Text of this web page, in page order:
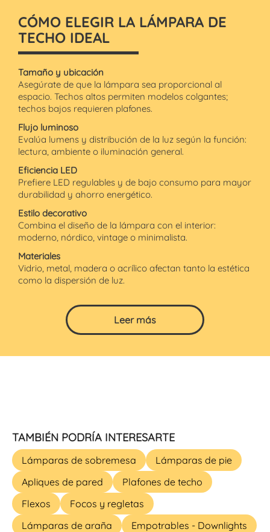
CÓMO ELEGIR LA LÁMPARA DE
TECHO IDEAL
Tamaño y ubicación
Asegúrate de que la lámpara sea proporcional al
espacio. Techos altos permiten modelos colgantes;
techos bajos requieren plafones.
Flujo luminoso
Evalúa lumens y distribución de la luz según la función:
lectura, ambiente o iluminación general.
Eficiencia LED
Prefiere LED regulables y de bajo consumo para mayor
durabilidad y ahorro energético.
Estilo decorativo
Combina el diseño de la lámpara con el interior:
moderno, nórdico, vintage o minimalista.
Materiales
Vidrio, metal, madera o acrílico afectan tanto la estética
como la dispersión de luz.
Leer más
TAMBIÉN PODRÍA INTERESARTE
Lámparas de sobremesa
Lámparas de pie
Apliques de pared
Plafones de techo
Flexos
Focos y regletas
Lámparas de araña
Empotrables - Downlights